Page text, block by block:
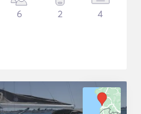
6 2 4